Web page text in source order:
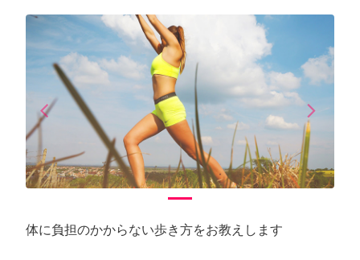
arrow_back_iosPrevious arrow_forward_iosNext
体に負担のかからない歩き方をお教えします